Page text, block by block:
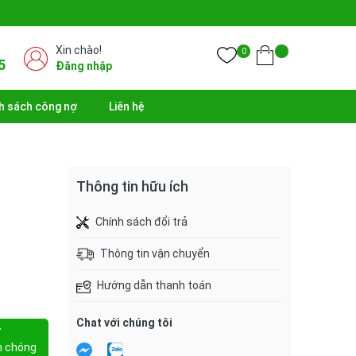
Xin chào!
Đăng nhập
0
sách công nợ Liên hệ
chóng
Thông tin hữu ích
Chính sách đổi trả
Thông tin vận chuyển
Hướng dẫn thanh toán
Chat với chúng tôi